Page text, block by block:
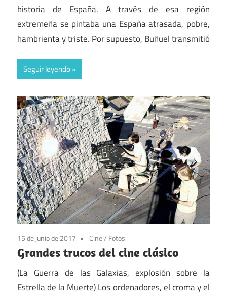
historia de España. A través de esa región
extremeña se pintaba una España atrasada, pobre,
hambrienta y triste. Por supuesto, Buñuel transmitió
Seguir leyendo
15 de junio de 2017 Cine/ Fotos
Grandes trucos del cine clásico
(La Guerra de las Galaxias, explosión sobre la
Estrella de la Muerte) Los ordenadores, el croma y el